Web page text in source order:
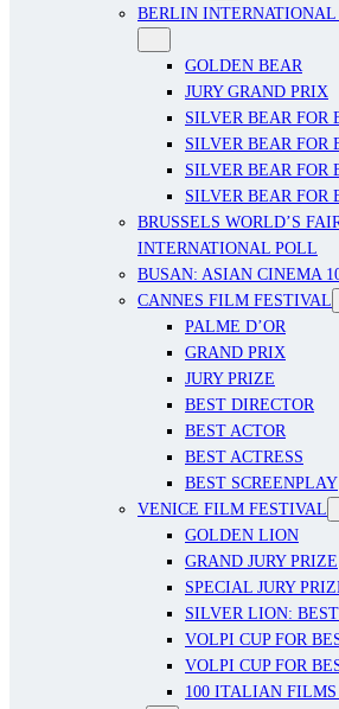
BERLIN
GOLDEN BEAR
JURY GRAND PRIX
SILVER BEAR FOR
SILVER BEAR FOR
SILVER BEAR FOR
SILVER BEAR FOR
BRUSSELS WORLD’S
INTERNATIONAL POLL
BUSAN: ASIAN CINEMA
CANNES FILM FESTIVAL
PALME D’OR
GRAND PRIX
JURY PRIZE
BEST DIRECTOR
BEST ACTOR
BEST ACTRESS
BEST SCREENPLAY
VENICE FILM FESTIVAL
GOLDEN LION
GRAND JURY PRIZE
SPECIAL JURY
SILVER LION:
VOLPI CUP FOR
VOLPI CUP FOR
100 ITALIAN